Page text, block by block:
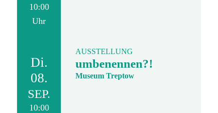
10:00
Uhr
Di.
08.
SEP.
10:00
AUSSTELLUNG
umbenennen?!
Museum Treptow